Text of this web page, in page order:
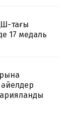
тағы
17 медаль